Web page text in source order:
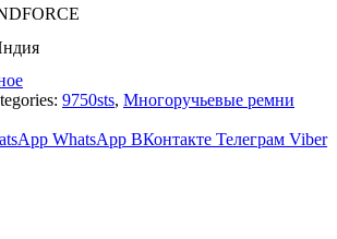
9750sts, Многоручьевые ремни
WhatsApp ВКонтакте Телеграм Viber